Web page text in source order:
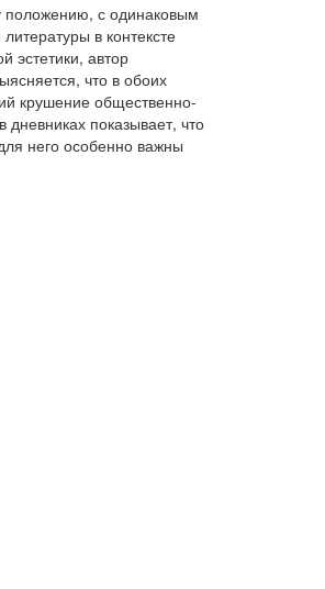
положению, с одинаковым
в контексте
эстетики, автор
что в обоих
крушение общественно-
показывает, что
него особенно важны